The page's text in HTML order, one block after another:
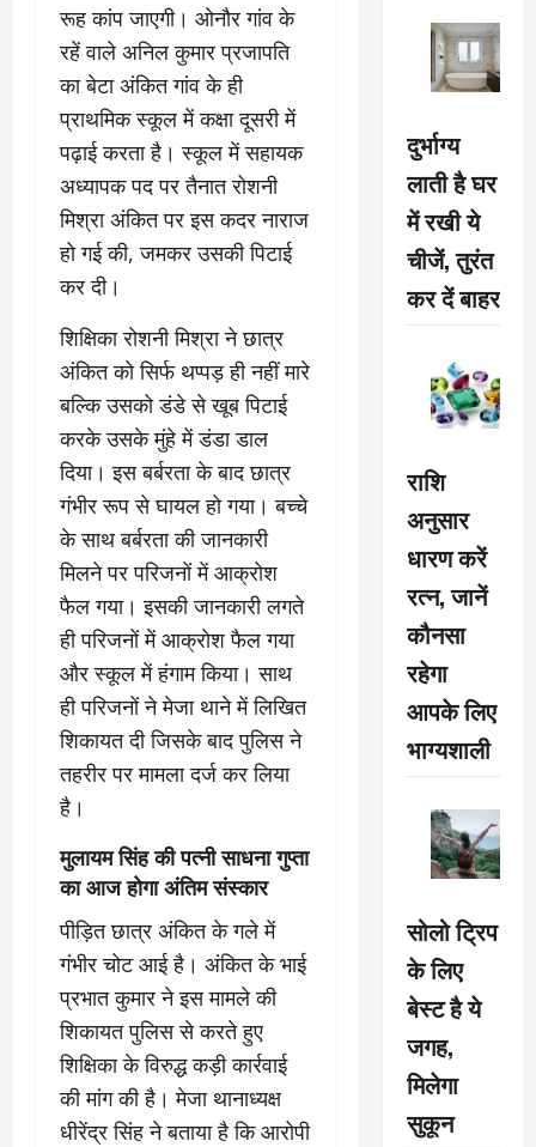
रूह कांप जाएगी। ओनौर गांव के
रहें वाले अनिल कुमार प्रजापति
का बेटा अंकित गांव के ही
प्राथमिक स्कूल में कक्षा दूसरी में
पढ़ाई करता है। स्कूल में सहायक
अध्यापक पद पर तैनात रोशनी
मिश्रा अंकित पर इस कदर नाराज
हो गई की, जमकर उसकी पिटाई
कर दी।
शिक्षिका रोशनी मिश्रा ने छात्र
अंकित को सिर्फ थप्पड़ ही नहीं मारे
बल्कि उसको डंडे से खूब पिटाई
करके उसके मुंहे में डंडा डाल
दिया। इस बर्बरता के बाद छात्र
गंभीर रूप से घायल हो गया। बच्चे
के साथ बर्बरता की जानकारी
मिलने पर परिजनों में आक्रोश
फैल गया। इसकी जानकारी लगते
ही परिजनों में आक्रोश फैल गया
और स्कूल में हंगाम किया। साथ
ही परिजनों ने मेजा थाने में लिखित
शिकायत दी जिसके बाद पुलिस ने
तहरीर पर मामला दर्ज कर लिया
है।
मुलायम सिंह की पत्नी साधना गुप्ता
का आज होगा अंतिम संस्कार
पीड़ित छात्र अंकित के गले में
गंभीर चोट आई है। अंकित के भाई
प्रभात कुमार ने इस मामले की
शिकायत पुलिस से करते हुए
शिक्षिका के विरुद्ध कड़ी कार्रवाई
की मांग की है। मेजा थानाध्यक्ष
धीरेंद्र सिंह ने बताया है कि आरोपी
दुर्भाग्य
लाती है घर
में रखी ये
चीजें, तुरंत
कर दें बाहर
राशि
अनुसार
धारण करें
रत्न, जानें
कौनसा
रहेगा
आपके लिए
भाग्यशाली
सोलो ट्रिप
के लिए
बेस्ट है ये
जगह,
मिलेगा
सुकून